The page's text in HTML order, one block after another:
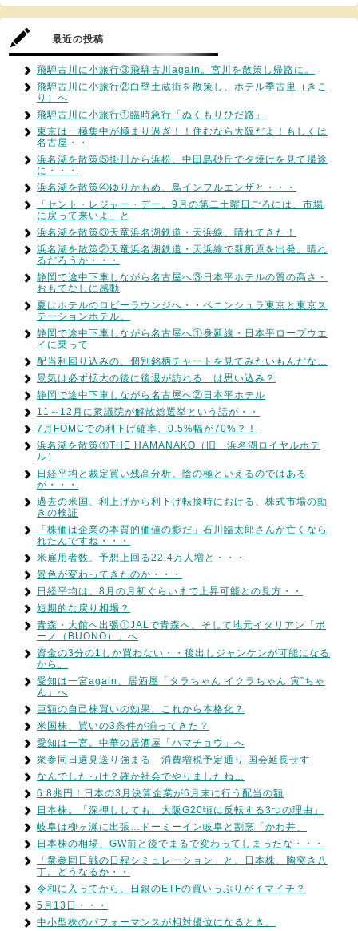
最近の投稿
飛騨古川に小旅行③飛騨古川again。宮川を散策し帰路に。
飛騨古川に小旅行②白壁土蔵街を散策し、ホテル季古里（きこ
り）へ
飛騨古川に小旅行①臨時急行「ぬくもりひだ路」
東京は一極集中が極まり過ぎ！！住むなら大阪だよ！もしくは
名古屋・・
浜名湖を散策⑤掛川から浜松、中田島砂丘で夕焼けを見て帰途
に・・・
浜名湖を散策④ゆりかもめ、鳥インフルエンザと・・・
「セント・レジャー・デー。9月の第二土曜日ごろには、市場
に戻って来いよ」と
浜名湖を散策③天竜浜名湖鉄道・天浜線、晴れてきた！
浜名湖を散策②天竜浜名湖鉄道・天浜線で新所原を出発。晴れ
るだろうか・・・
静岡で途中下車しながら名古屋へ③日本平ホテルの質の高さ・
おもてなしに感動
夏はホテルのロビーラウンジへ・・ペニンシュラ東京と東京ス
テーションホテル。
静岡で途中下車しながら名古屋へ①身延線・日本平ロープウエ
イに乗って
配当利回り込みの、個別銘柄チャートを見てみたいもんだな…
景気は必ず拡大の後に後退が訪れる…は思い込み？
静岡で途中下車しながら名古屋へ②日本平ホテル
11～12月に衆議院が解散総選挙という話が・・
7月FOMCでの利下げ確率、0.5%幅が70%？！
浜名湖を散策①THE HAMANAKO（旧 浜名湖ロイヤルホテ
ル）
日経平均と裁定買い残高分析。陰の極といえるのではある
が・・・
過去の米国、利上げから利下げ転換時における、株式市場の動
きの検証
「株価は企業の本質的価値の影だ」石川臨太郎さんが亡くなら
れたんですね・・・
米雇用者数、予想上回る22.4万人増と・・・
景色が変わってきたのか・・・
日経平均は、8月の月初ぐらいまで上昇可能との見方・・
短期的な戻り相場？
青森・大館へ出張①JALで青森へ、そして地元イタリアン「ボ
ーノ（BUONO）」へ
資金の3分の1しか買わない・・後出しジャンケンが可能になる
から。
愛知は一宮again、居酒屋「タラちゃん イクラちゃん 寅”ちゃ
ん」へ
巨額の自己株買いの効果、これから本格化？
米国株、買いの3条件が揃ってきた？
愛知は一宮。中華の居酒屋「ハマチョウ」へ
衆参同日選見送り強まる 消費増税予定通り 国会延長せず
なんでしたっけ？確か社会でやりましたね…
6.8兆円！日本の3月決算企業が6月末に行う配当の額
日本株。「深押ししても、大阪G20頃に反転する3つの理由」
岐阜は柳ヶ瀬に出張…ドーミーイン岐阜と割烹「かわ井」
日本株の相場、GW前と後でまるで変わってしまったな・・・
「衆参同日戦の日程シミュレーション」と。日本株、胸突き八
丁。どうなるか・・
令和に入ってから、日銀のETFの買いっぷりがイマイチ？
5月13日・・・
中小型株のパフォーマンスが相対優位になるとき。